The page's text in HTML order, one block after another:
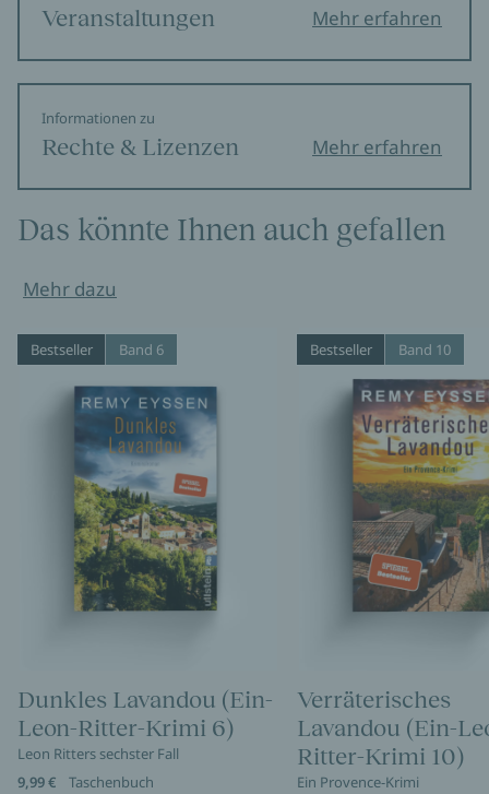
Veranstaltungen Mehr erfahren
Informationen zu
Rechte & Lizenzen Mehr erfahren
Das könnte Ihnen auch gefallen
Mehr dazu
Bestseller Band 6
Dunkles Lavandou (Ein-
Leon-Ritter-Krimi 6)
Leon Ritters sechster Fall
9,99 €
Taschenbuch
Bestseller Band 10
Verräterisches
Lavandou (Ein-
Ritter-Krimi 10)
Ein Provence-Krimi